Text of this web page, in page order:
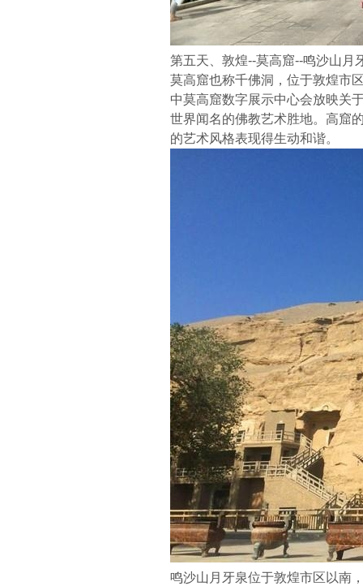
第五天、敦煌--莫高窟--鸣沙山月
莫高窟也称千佛洞，位于敦煌市
中莫高窟数字展示中心会放映关
世界闻名的佛教艺术胜地。高窟
的艺术风格表现得生动和谐。
鸣沙山月牙泉位于敦煌市区以南